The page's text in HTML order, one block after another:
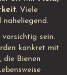
. Viele
sein.
konkret mit
die Bienen